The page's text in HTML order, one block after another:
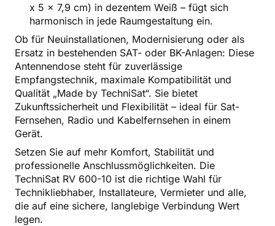
x 5 x 7,9 cm) in dezentem Weiß – fügt sich
harmonisch in jede Raumgestaltung ein.
Ob für Neuinstallationen, Modernisierung oder als
Ersatz in bestehenden SAT- oder BK-Anlagen: Diese
Antennendose steht für zuverlässige
Empfangstechnik, maximale Kompatibilität und
Qualität „Made by TechniSat“. Sie bietet
Zukunftssicherheit und Flexibilität – ideal für Sat-
Fernsehen, Radio und Kabelfernsehen in einem
Gerät.
Setzen Sie auf mehr Komfort, Stabilität und
professionelle Anschlussmöglichkeiten. Die
TechniSat RV 600-10 ist die richtige Wahl für
Technikliebhaber, Installateure, Vermieter und alle,
die auf eine sichere, langlebige Verbindung Wert
legen.